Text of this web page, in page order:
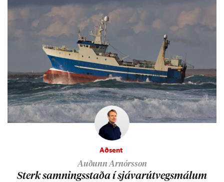
Aðsent
Auðunn Arnórsson
Sterk samn­ings­staða í sjáv­ar­út­vegs­mál­um